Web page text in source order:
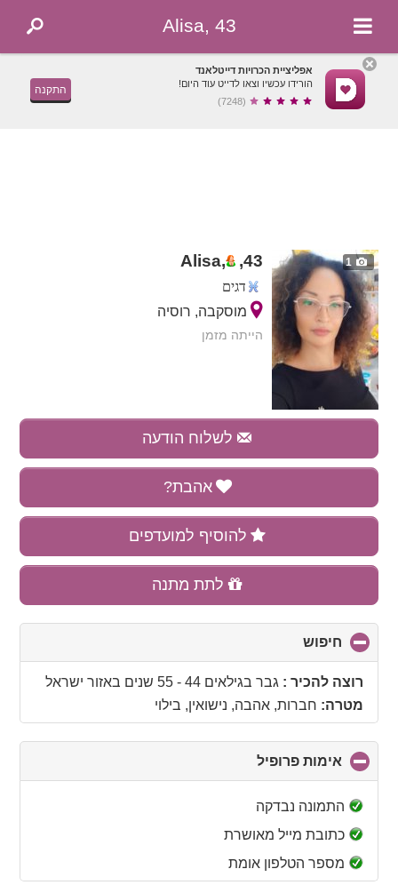
Alisa, 43
אפליציית הכרויות דייטלאנד
הורידו עכשיו וצאו לדייט עוד היום!
(7248)
התקנה
1
Alisa, ,43
דגים
מוסקבה, רוסיה
הייתה מזמן
לשלוח הודעה
אהבת?
להוסיף למועדפים
לתת מתנה
חיפוש
to
collapseרוצה להכיר : גבר בגילאים 44 - 55 שנים באזור ישראל
מטרה: חברות, אהבה, נישואין, בילוי
אימות פרופיל
to
התמונה נבדקה
כתובת מייל מאושרת
מספר הטלפון אומת